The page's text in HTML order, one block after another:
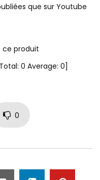
que sur Youtube
ce produit
0 Average: 0]
0